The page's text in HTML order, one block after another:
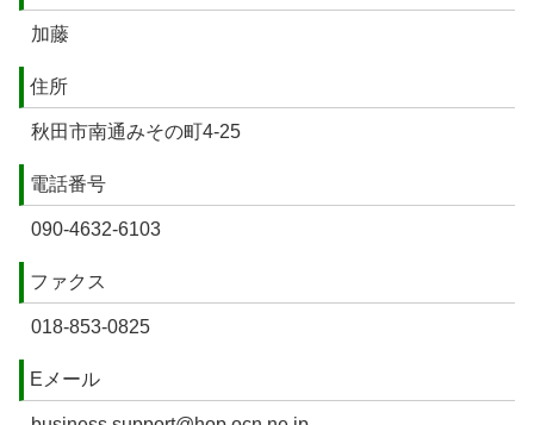
加藤
住所
秋田市南通みその町4-25
電話番号
090-4632-6103
ファクス
018-853-0825
Eメール